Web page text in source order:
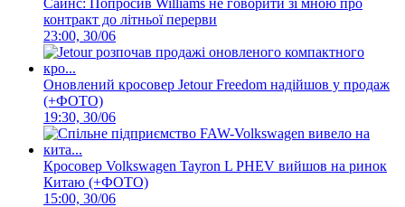
Сайнс: Попросив Williams не говорити зі мною про
контракт до літньої перерви
23:00, 30/06
Оновлений кросовер Jetour Freedom надійшов у продаж
(+ФОТО)
19:30, 30/06
Кросовер Volkswagen Tayron L PHEV вийшов на ринок
Китаю (+ФОТО)
15:00, 30/06